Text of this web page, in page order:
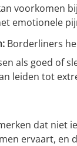
voorkomen
emotionele
Borderliners
als goed of
leiden tot
dat niet
ervaart, en